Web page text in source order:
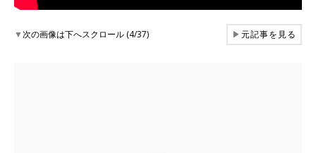
▼次の画像は下へスクロール (4/37) ▶元記事を見る